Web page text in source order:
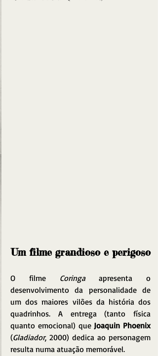
Um filme grandioso e perigoso
O filme Coringa apresenta o
desenvolvimento da personalidade de
um dos maiores vilões da história dos
quadrinhos. A entrega (tanto física
quanto emocional) que Joaquin Phoenix
(Gladiador, 2000) dedica ao personagem
resulta numa atuação memorável.